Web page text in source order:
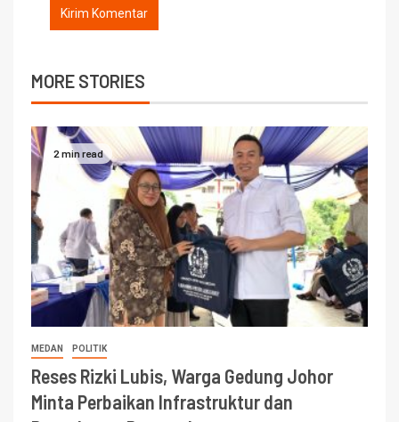
MORE STORIES
2 min read
MEDAN POLITIK
Reses Rizki Lubis, Warga Gedung Johor
Minta Perbaikan Infrastruktur dan